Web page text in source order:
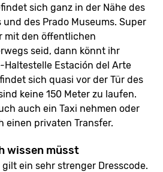
sich ganz in der Nähe des
des Prado Museums. Super
mit den öffentlichen
seid, dann könnt ihr
Estación del Arte
sich quasi vor der Tür des
keine 150 Meter zu laufen.
auch ein Taxi nehmen oder
einen privaten Transfer.
wissen müsst
ein sehr strenger Dresscode.